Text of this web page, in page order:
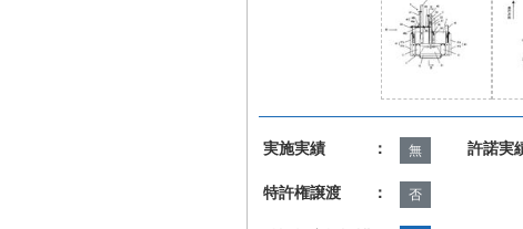
実施実績 ： 無 許諾実
特許権譲渡 ： 否